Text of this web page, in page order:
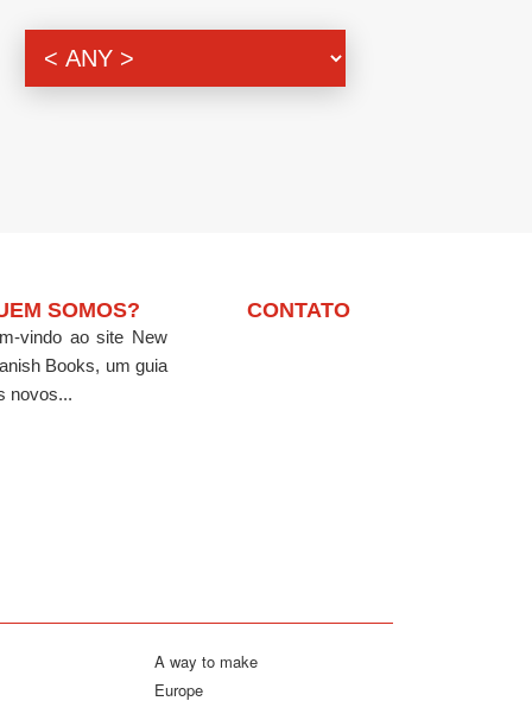
SOMOS?
vindo ao site New
Books, um guia
novos...
CONTATO
A way to make
Europe